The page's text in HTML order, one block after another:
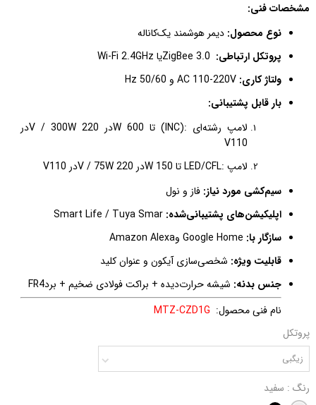
مشخصات فنی:
نوع محصول: دیمر هوشمند یک‌کاناله
پروتکل ارتباطی: ZigBee 3.0یا Wi-Fi 2.4GHz
ولتاژ کاری: AC 110-220V و Hz 50/60
بار قابل پشتیبانی:
لامپ رشته‌ای (INC): تا 600 Wدر 220 V / 300Wدر
110
V
لامپ LED/CFL:تا 150 Wدر 220 V / 75Wدر 110
V
سیم‌کشی مورد نیاز: فاز و نول
اپلیکیشن‌های پشتیبانی‌شده: Smart Life / Tuya Smar
سازگار با: Google Home وAmazon Alexa
قابلیت ویژه: شخصی‌سازی آیکون و عنوان کلید
جنس بدنه: شیشه حرارت‌دیده + براکت فولادی ضخیم + بردFR4
نام فنی محصول: MTZ-CZD1G
پروتکل
زیگبی
رنگ : سفید